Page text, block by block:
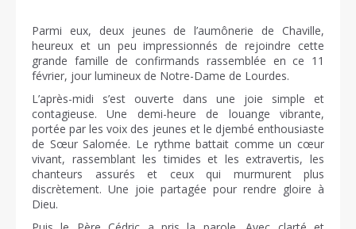
Parmi eux, deux jeunes de l’aumônerie de Chaville,
heureux et un peu impressionnés de rejoindre cette
grande famille de confirmands rassemblée en ce 11
février, jour lumineux de Notre-Dame de Lourdes.
L’après-midi s’est ouverte dans une joie simple et
contagieuse. Une demi-heure de louange vibrante,
portée par les voix des jeunes et le djembé enthousiaste
de Sœur Salomée. Le rythme battait comme un cœur
vivant, rassemblant les timides et les extravertis, les
chanteurs assurés et ceux qui murmurent plus
discrètement. Une joie partagée pour rendre gloire à
Dieu.